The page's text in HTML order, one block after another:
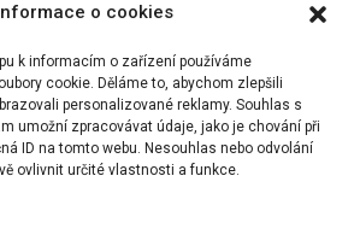
o cookies
k informacím o zařízení používáme
cookie. Děláme to, abychom zlepšili
personalizované reklamy. Souhlas s
umožní zpracovávat údaje, jako je chování při
ID na tomto webu. Nesouhlas nebo odvolání
ovlivnit určité vlastnosti a funkce.